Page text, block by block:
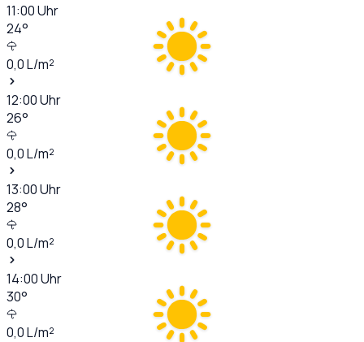
11:00Uhr
24°
0,0L/m²
12:00Uhr
26°
0,0L/m²
13:00Uhr
28°
0,0L/m²
14:00Uhr
30°
0,0L/m²